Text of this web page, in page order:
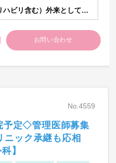
ハビリ含む）外来として週7
担当、1日あたり100～190
1診制
合は、関連病院でのオペ
す。
お問い合わせ
No.4559
定◇管理医師募集
ック承継も応相
】